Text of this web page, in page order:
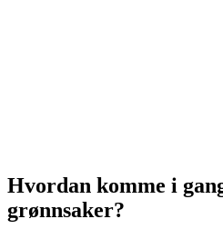
Hvordan komme i
grønnsaker?